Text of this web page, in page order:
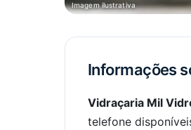
Imagem ilustrativa
Informações
Vidraçaria Mil
telefone